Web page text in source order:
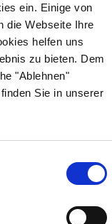
ein. Einige von
die Webseite Ihre
helfen uns
zu bieten. Dem
"Ablehnen"
Sie in unserer